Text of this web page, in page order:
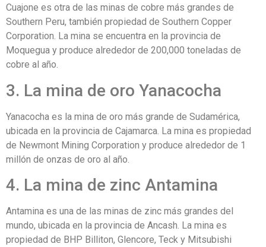
Cuajone es otra de las minas de cobre más grandes de
Southern Peru, también propiedad de Southern Copper
Corporation. La mina se encuentra en la provincia de
Moquegua y produce alrededor de 200,000 toneladas de
cobre al año.
3. La mina de oro Yanacocha
Yanacocha es la mina de oro más grande de Sudamérica,
ubicada en la provincia de Cajamarca. La mina es propiedad
de Newmont Mining Corporation y produce alrededor de 1
millón de onzas de oro al año.
4. La mina de zinc Antamina
Antamina es una de las minas de zinc más grandes del
mundo, ubicada en la provincia de Ancash. La mina es
propiedad de BHP Billiton, Glencore, Teck y Mitsubishi